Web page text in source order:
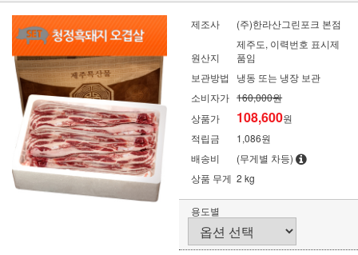
제조사 (주)한라산그린포크 본점
원산지
제주도, 이력번호 표시제
품임
보관방법
냉동 또는 냉장 보관
소비자가 160,000원
상품가
108,600원
적립금
1,086원
배송비
(무게별 차등)
상품 무게 2 kg
용도별